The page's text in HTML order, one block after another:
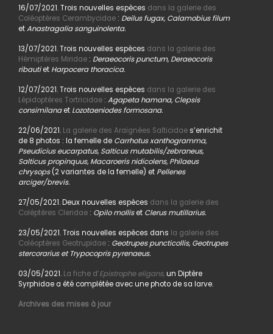
16/07/2021. Trois nouvelles espèces dans la galerie des
Coléoptères Cerambycidae: Deilus fugax, Calamobius filum
etAnastragalia sanguinolenta.
13/07/2021. Trois nouvelles espèces dans la galerie des
Hémiptères Miridae: Deraeocoris punctum, Deraeocoris
ribautiet Harpocera thoracica.
12/07/2021. Trois nouvelles espèces dans la galerie des
Lépidoptères Tortricidae: Agapeta hamana, Clepsis
consimilanaet Lozotaeniodes formosana.
22/06/2021. La galerie des Araignées Salticidaes’enrichit
de 8 photos : la femelle de Carrhotus xanthogramma,
Pseudicius eucarpatus, Salticus mutabilis/zebraneus,
Salticus propinquus, Macaroeris nidicolens, Philaeus
chrysops(2 variantes de la femelle) et Pellenes
arciger/brevis.
27/05/2021. Deux nouvelles espèces dans la galerie des
Coléptères Cleridae: Opilo molliset Clerus mutillarius.
23/05/2021. Trois nouvelles espèces dans la galerie des
Coléoptères Geotrupidae: Geotrupes puncticollis, Geotrupes
stercorarius et Trypocopris pyrenaeus.
03/05/2021. La fiche d’Epistrophe eligans,un Diptère
Syrphidae a été complétée avec une photo de sa larve.
Archives des mises à jour